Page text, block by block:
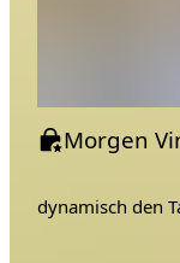
Morgen
dynamisch den